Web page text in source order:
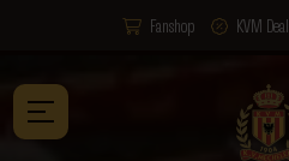
Fanshop KVM